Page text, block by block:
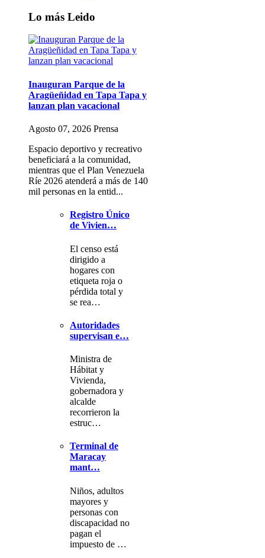
Lo más Leido
Inauguran Parque de la
Aragüeñidad en Tapa Tapa y
lanzan plan vacacional
Agosto 07, 2026 Prensa
Espacio deportivo y recreativo
beneficiará a la comunidad,
mientras que el Plan Venezuela
Ríe 2026 atenderá a más de 140
mil personas en la entid...
Registro Único
de Vivien…
El censo está
dirigido a
hogares con
etiqueta roja o
pérdida total y
se rea…
Autoridades
supervisan e…
Ministra de
Hábitat y
Vivienda,
gobernadora y
alcalde
recorrieron la
estruc…
Terminal de
Maracay
mant…
Niños, adultos
mayores y
personas con
discapacidad no
pagan el
impuesto de …